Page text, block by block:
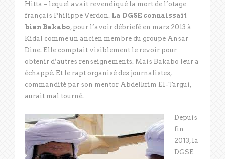
Hitta – lequel avait revendiqué la mort de l’otage
français Philippe Verdon. La DGSE connaissait
bien Bakabo, pour l’avoir débriefé en mars 2013 à
Kidal comme un ancien membre du groupe Ansar
Dine. Elle comptait visiblement le revoir pour
obtenir d’autres renseignements. Mais Bakabo leur a
échappé. Et le rapt organisé des journalistes,
commandité par son mentor Abdelkrim El-Targui,
aurait mal tourné.
Depuis
fin
2013, la
DGSE